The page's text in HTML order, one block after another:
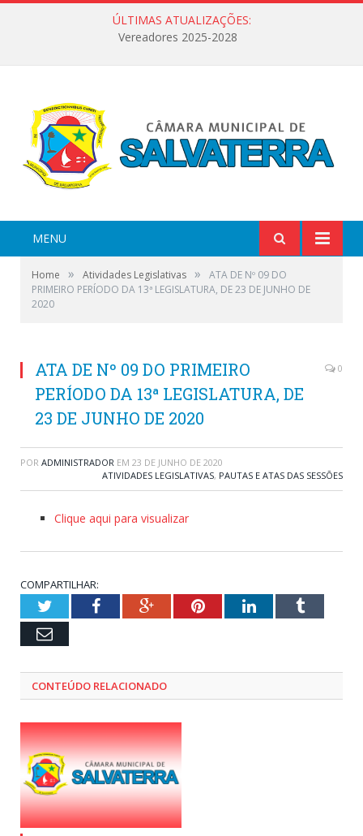
ÚLTIMAS ATUALIZAÇÕES:
Vereadores 2025-2028
MENU
Home » Atividades Legislativas »
ATA DE Nº 09 DO
PRIMEIRO PERÍODO DA 13ª LEGISLATURA, DE 23 DE JUNHO DE
2020
ATA DE Nº 09 DO PRIMEIRO
PERÍODO DA 13ª LEGISLATURA, DE
23 DE JUNHO DE 2020
0
POR ADMINISTRADOR EM 23 DE JUNHO DE 2020
ATIVIDADES LEGISLATIVAS, PAUTAS E ATAS DAS SESSÕES
Clique aqui para visualizar
COMPARTILHAR:
TwitterFacebookGoogle+PinterestLinkedInTumblr
Email
CONTEÚDO RELACIONADO